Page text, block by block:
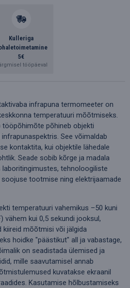
Kulleriga
5€
tööpäeval
infrapuna termomeeter on
temperatuuri mõõtmiseks.
põhineb objekti
See võimaldab
kontaktita, kui objektile lähedale
Seade sobib kõrge ja madala
tehnoloogiliste
tootmise ning elektrijaamade
temperatuuri vahemikus –50 kuni
vähem kui 0,5 sekundi jooksul,
mõõtmisi või jälgida
hoidke "päästikut" all ja vabastage,
on seadistada ülemised ja
mille saavutamisel annab
kuvatakse ekraanil
Kasutamise hõlbustamiseks